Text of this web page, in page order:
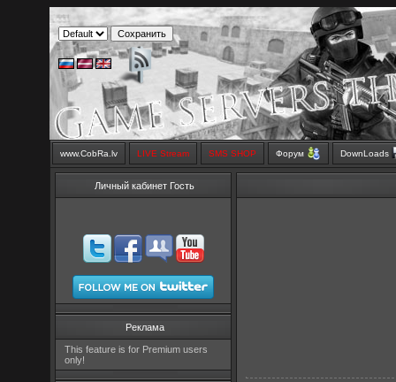
www.CobRa.lv LIVE Stream SMS SHOP Форум DownLoads
Личный кабинет Гость
Реклама
This feature is for Premium users
only!